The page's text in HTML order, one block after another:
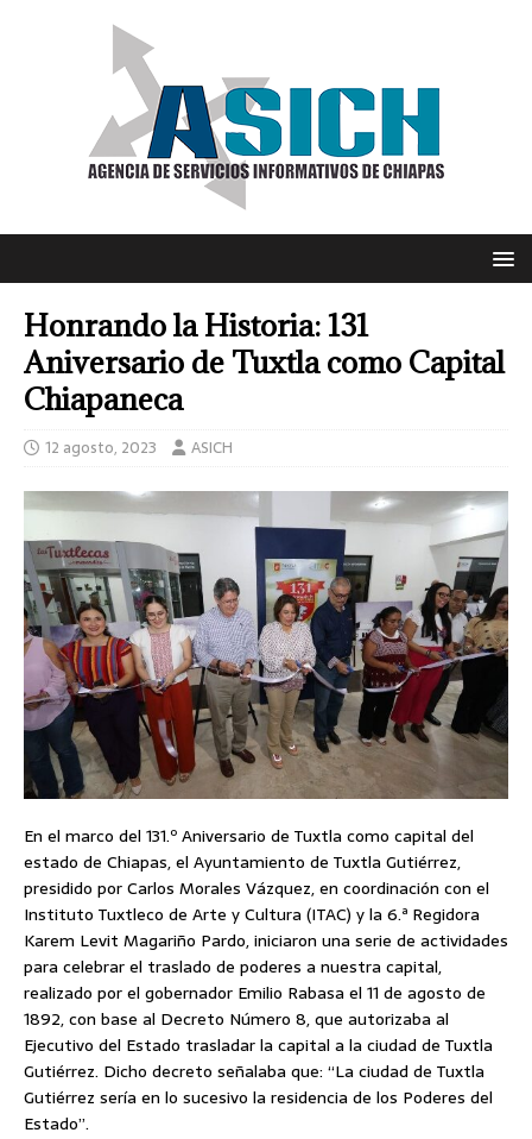
Honrando la Historia: 131
Aniversario de Tuxtla como Capital
Chiapaneca
12 agosto, 2023 ASICH
En el marco del 131.º Aniversario de Tuxtla como capital del
estado de Chiapas, el Ayuntamiento de Tuxtla Gutiérrez,
presidido por Carlos Morales Vázquez, en coordinación con el
Instituto Tuxtleco de Arte y Cultura (ITAC) y la 6.ª Regidora
Karem Levit Magariño Pardo, iniciaron una serie de actividades
para celebrar el traslado de poderes a nuestra capital,
realizado por el gobernador Emilio Rabasa el 11 de agosto de
1892, con base al Decreto Número 8, que autorizaba al
Ejecutivo del Estado trasladar la capital a la ciudad de Tuxtla
Gutiérrez. Dicho decreto señalaba que: “La ciudad de Tuxtla
Gutiérrez sería en lo sucesivo la residencia de los Poderes del
Estado”.